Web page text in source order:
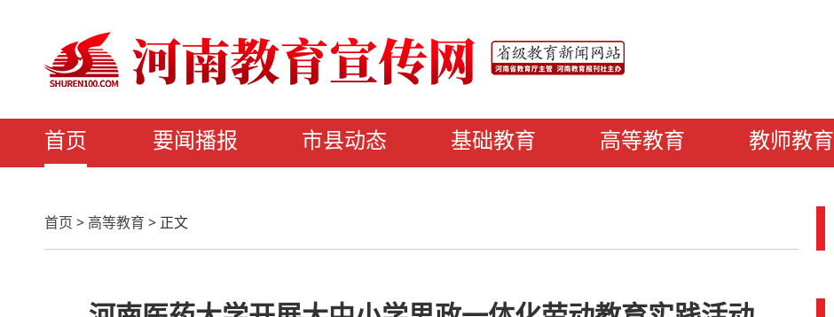
首页 要闻播报 市县动态 基础教育 高等教育 教师教育
首页 > 高等教育 > 正文